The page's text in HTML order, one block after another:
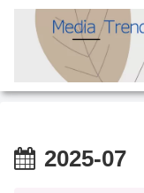
2025-07